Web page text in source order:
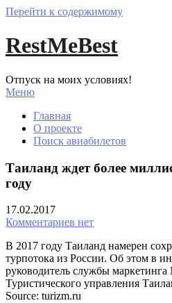
Перейти к содержимому
RestMeBest
Отпуск на моих условиях!
Меню
Главная
О проекте
Поиск авиабилетов
Таиланд ждет более
году
17.02.2017
Комментариев нет
В 2017 году Таиланд намерен
турпотока из России. Об этом в
руководитель службы маркетинга
Туристического управления
Source: turizm.ru